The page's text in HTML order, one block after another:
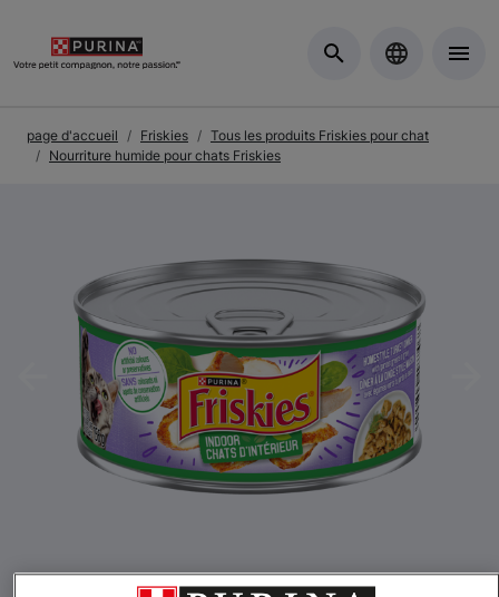
page d'accueil Friskies
Tous les produits Friskies pour chat
Nourriture humide pour chats Friskies
Previous